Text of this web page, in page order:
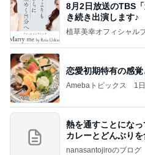
8月2日放送のTBS
き続き出演します♪
植草美幸オフィシャル
恋愛初期特有の感
Amebaトピックス 1
熱を通すことにな
カレーとどんぶり
て、男
nanasantojiroのブログ